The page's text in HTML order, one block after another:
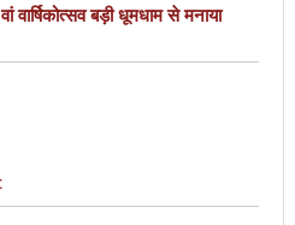
वार्षिकोत्सव बड़ी धूमधाम से मनाया